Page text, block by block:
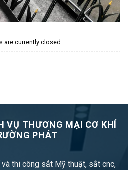
are currently closed.
VỤ THƯƠNG MẠI CƠ KHÍ
PHÁT
thi công sắt Mỹ thuật, sắt cnc,